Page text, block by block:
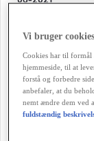
19.080 km
Karosseri
Varebil
Co2 (blandet
Vi bruger
Cookies har til formål
hjemmeside, til at
forstå og forbedre
anbefaler, at du
nemt ændre dem ved
fuldstændig